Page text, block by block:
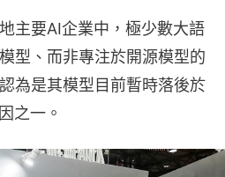
主要AI企業中，極少數大語
型、而非專注於開源模型的
為是其模型目前暫時落後於
之一。